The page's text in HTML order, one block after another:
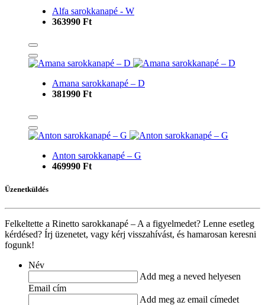
Alfa sarokkanapé - W
363990 Ft
Amana sarokkanapé – D
381990 Ft
Anton sarokkanapé – G
469990 Ft
Üzenetküldés
Felkeltette a Rinetto sarokkanapé – A a figyelmedet? Lenne esetleg
kérdésed? Írj üzenetet, vagy kérj visszahívást, és hamarosan keresni
fogunk!
Név
Add meg a neved helyesen
Email cím
Add meg az email címedet